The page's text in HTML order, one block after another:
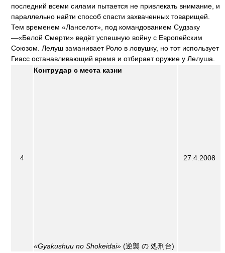
последний всеми силами пытается не привлекать внимание, и
параллельно найти способ спасти захваченных товарищей.
Тем временем «Ланселот», под командованием Судзаку
—«Белой Смерти» ведёт успешную войну с Европейским
Союзом. Лелуш заманивает Роло в ловушку, но тот использует
Гиасс останавливающий время и отбирает оружие у Лелуша.
4
Контрудар с места казни
«Gyakushuu no Shokeidai» (逆襲 の 処刑台)
27.4.2008